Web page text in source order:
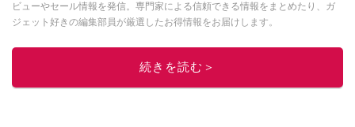
ビューやセール情報を発信。専門家による信頼できる情報をまとめたり、ガ
ジェット好きの編集部員が厳選したお得情報をお届けします。
このイチオシストの他の記事を読む
続きを読む＞